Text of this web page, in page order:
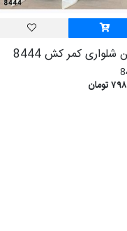
شلواری کمر کش 8444
تومان